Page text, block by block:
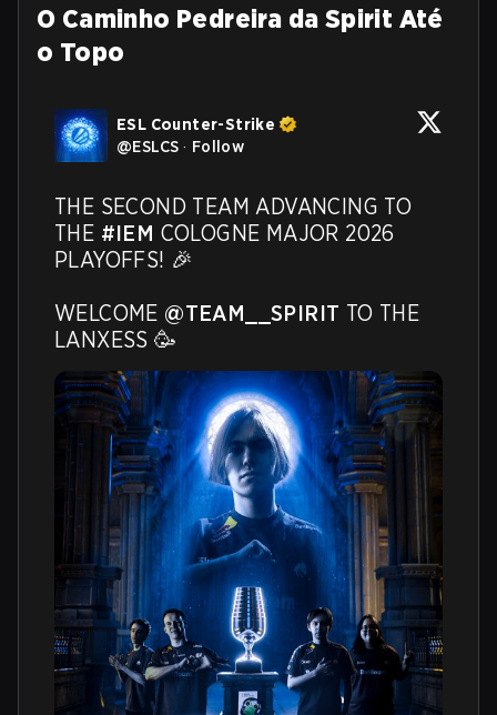
O Caminho Pedreira da Spirit Até
o Topo
ESL Counter-Strike
@ESLCS · Follow
THE SECOND TEAM ADVANCING TO
THE #IEM COLOGNE MAJOR 2026
PLAYOFFS! 🎉
WELCOME @TEAM__SPIRIT TO THE
LANXESS 🥳